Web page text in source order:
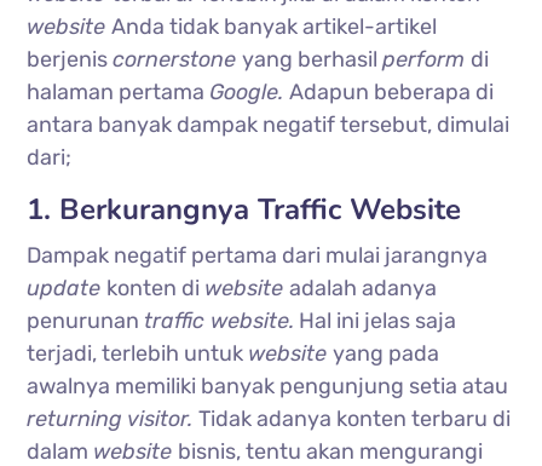
websiteAnda tidak banyak artikel-artikel
berjeniscornerstoneyang berhasilperform di
halaman pertama Google.Adapun beberapa di
antara banyak dampak negatif tersebut, dimulai
dari;
1. Berkurangnya Traffic Website
Dampak negatif pertama dari mulai jarangnya
update konten di websiteadalah adanya
penurunan traffic website. Hal ini jelas saja
terjadi, terlebih untuk websiteyang pada
awalnya memiliki banyak pengunjung setia atau
returning visitor.Tidak adanya konten terbaru di
dalam website bisnis, tentu akan mengurangi